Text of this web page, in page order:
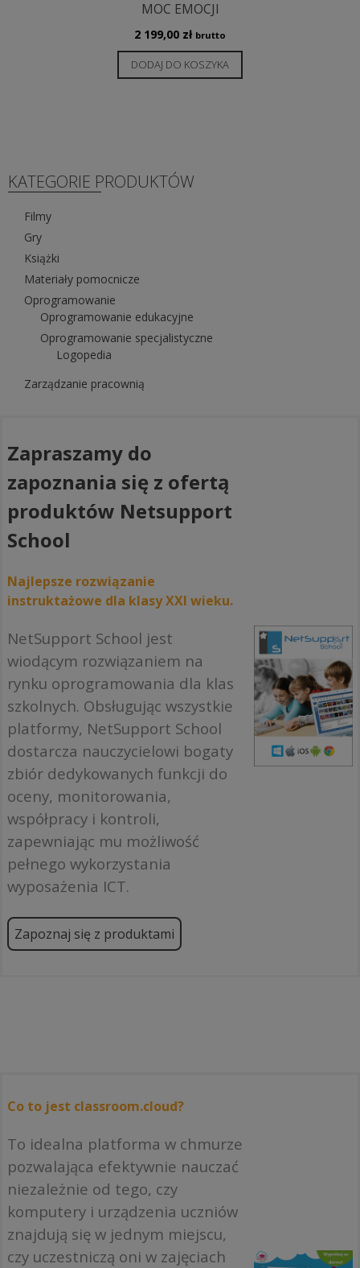
MOC EMOCJI
2 199,00 zł brutto
DODAJ DO KOSZYKA
KATEGORIE PRODUKTÓW
Filmy
Gry
Książki
Materiały pomocnicze
Oprogramowanie
Oprogramowanie edukacyjne
Oprogramowanie specjalistyczne
Logopedia
Zarządzanie pracownią
Zapraszamy do
zapoznania się z ofertą
produktów Netsupport
School
Najlepsze rozwiązanie
instruktażowe dla klasy XXI wieku.
NetSupport School jest
wiodącym rozwiązaniem na
rynku oprogramowania dla klas
szkolnych. Obsługując wszystkie
platformy, NetSupport School
dostarcza nauczycielowi bogaty
zbiór dedykowanych funkcji do
oceny, monitorowania,
współpracy i kontroli,
zapewniając mu możliwość
pełnego wykorzystania
wyposażenia ICT.
Zapoznaj się z produktami
Co to jest classroom.cloud?
To idealna platforma w chmurze
pozwalająca efektywnie nauczać
niezależnie od tego, czy
komputery i urządzenia uczniów
znajdują się w jednym miejscu,
czy uczestniczą oni w zajęciach